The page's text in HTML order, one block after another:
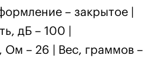
– закрытое |
дБ – 100 |
Ом – 26 | Вес, граммов –